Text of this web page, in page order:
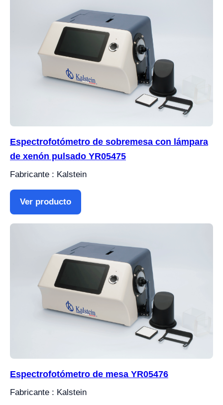
Espectrofotómetro de sobremesa con lámpara
de xenón pulsado YR05475
Fabricante : Kalstein
Ver producto
Espectrofotómetro de mesa YR05476
Fabricante : Kalstein